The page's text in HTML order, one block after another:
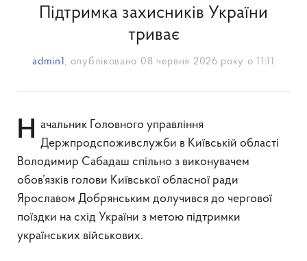
Підтримка захисників України
триває
admin1, опубліковано 08 червня 2026 року о 11:11
Начальник Головного управління Держпродспоживслужби в Київській області
Володимир Сабадаш спільно з виконувачем
обов’язків голови Київської обласної ради
Ярославом Добрянським долучився до чергової
поїздки на схід України з метою підтримки
українських військових.